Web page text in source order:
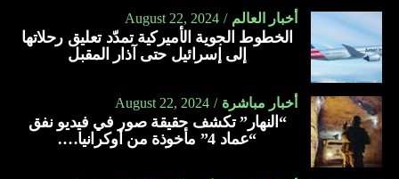
أخبار العالم August 22, 2024
الخطوط الجوية الأميركية تمدّد تعليق رحلاتها
إلى إسرائيل حتى آذار المقبل
أخبار مباشرة August 22, 2024
“النهار” تكشف حقيقة صور في فيديو نفق
“عماد 4” مأخوذة من أوكرانيا….